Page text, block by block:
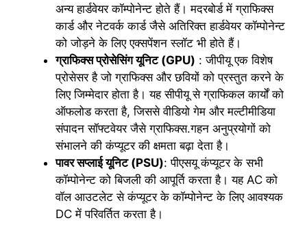
अन्य हार्डवेयर कॉम्पोनेन्ट होते हैं। मदरबोर्ड में ग्राफिक्स
कार्ड और नेटवर्क कार्ड जैसे अतिरिक्त हार्डवेयर कॉम्पोनेन्ट
को जोड़ने के लिए एक्सपेंशन स्लॉट भी होते हैं।
ग्राफिक्स प्रोसेसिंग यूनिट (GPU) : जीपीयू एक विशेष
प्रोसेसर है जो ग्राफिक्स और छवियों को प्रस्तुत करने के
लिए जिम्मेदार होता है। यह सीपीयू से ग्राफिकल कार्यों को
ऑफलोड करता है, जिससे वीडियो गेम और मल्टीमीडिया
संपादन सॉफ्टवेयर जैसे ग्राफिक्स.गहन अनुप्रयोगों को
संभालने की कंप्यूटर की क्षमता बढ़ा देता है।
पावर सप्लाई यूनिट (PSU): पीएसयू कंप्यूटर के सभी
कॉम्पोनेन्ट को बिजली की आपूर्ति करता है। यह AC को
वॉल आउटलेट से कंप्यूटर के कॉम्पोनेन्ट के लिए आवश्यक
DC में परिवर्तित करता है।